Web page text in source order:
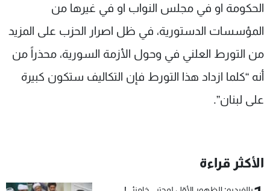
الحكومة او في مجلس النواب او في غيرها من
المؤسسات الدستورية، في ظل اصرار الحزب على المزيد
من التورط العلني في وحول الأزمة السورية، محذراً من
أنه “كلما ازداد هذا التورط فإن التكاليف ستكون كبيرة
على لبنان”.
الأكثر قراءة